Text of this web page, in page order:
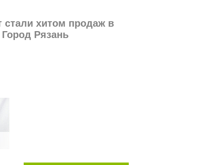
стали хитом продаж в
Рязань